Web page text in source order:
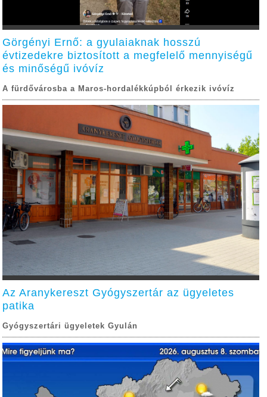
Görgényi Ernő: a gyulaiaknak hosszú
évtizedekre biztosított a megfelelő mennyiségű
és minőségű ivóvíz
A fürdővárosba a Maros-hordalékkúpból érkezik ivóvíz
Az Aranykereszt Gyógyszertár az ügyeletes
patika
Gyógyszertári ügyeletek Gyulán